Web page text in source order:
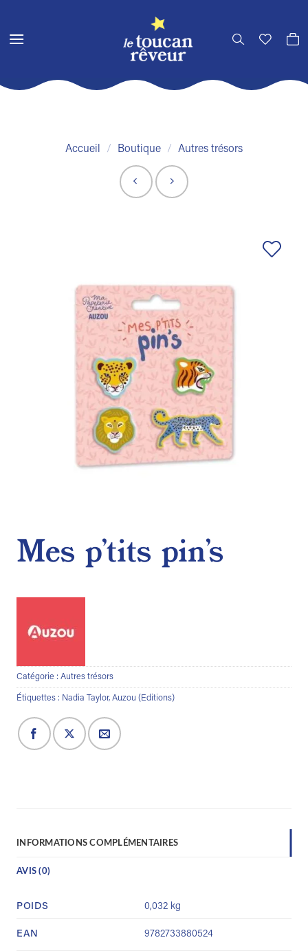
contenu
Accueil / Boutique / Autres trésors
Mes p’tits pin’s
Catégorie : Autres trésors
Étiquettes : Nadia Taylor, Auzou (Editions)
INFORMATIONS COMPLÉMENTAIRES
AVIS (0)
POIDS 0,032 kg
EAN 9782733880524